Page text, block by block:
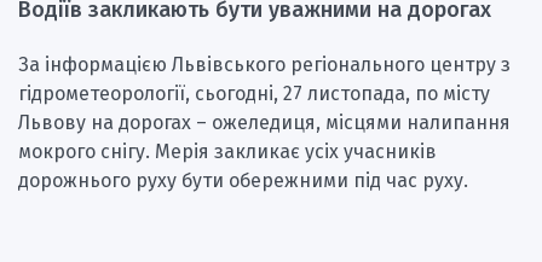
Водіїв закликають бути уважними на дорогах
За інформацією Львівського регіонального центру з
гідрометеорології, сьогодні, 27 листопада, по місту
Львову на дорогах – ожеледиця, місцями налипання
мокрого снігу. Мерія закликає усіх учасників
дорожнього руху бути обережними під час руху.